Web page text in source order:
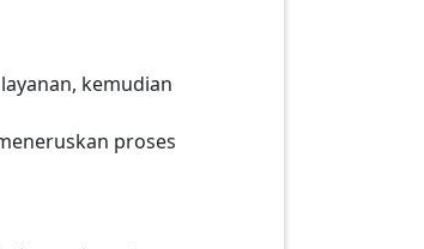
kemudian
proses